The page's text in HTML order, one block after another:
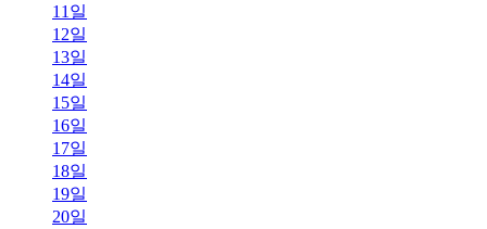
11일
12일
13일
14일
15일
16일
17일
18일
19일
20일